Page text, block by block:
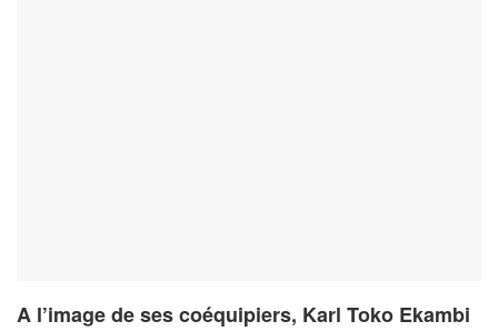
A l’image de ses coéquipiers, Karl Toko Ekambi